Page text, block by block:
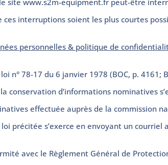
site www.s2m-equipment.fr peut-être
ces interruptions soient les plus courtes
personnelles & politique de
n° 78-17 du 6 janvier 1978 (BOC, p.
conservation d’informations nominatives
effectuée auprès de la commission
précitée s’exerce en envoyant un
avec le Règlement Général de